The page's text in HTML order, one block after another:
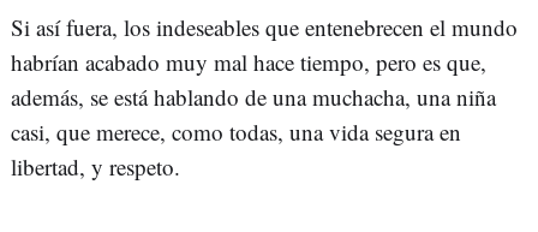
Si así fuera, los indeseables que entenebrecen el mundo
habrían acabado muy mal hace tiempo, pero es que,
además, se está hablando de una muchacha, una niña
casi, que merece, como todas, una vida segura en
libertad, y respeto.